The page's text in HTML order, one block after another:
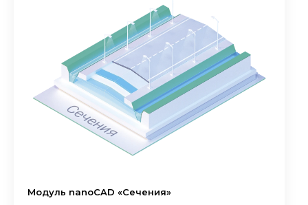
Модуль nanoCAD «Сечения»